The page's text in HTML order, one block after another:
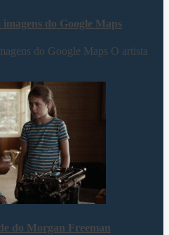
do Google Maps
do Google Maps O artista
do Morgan Freeman